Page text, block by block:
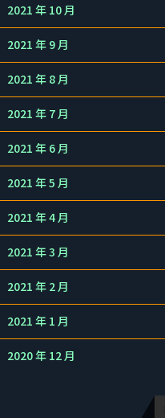
2021 年 10 月
2021 年 9 月
2021 年 8 月
2021 年 7 月
2021 年 6 月
2021 年 5 月
2021 年 4 月
2021 年 3 月
2021 年 2 月
2021 年 1 月
2020 年 12 月